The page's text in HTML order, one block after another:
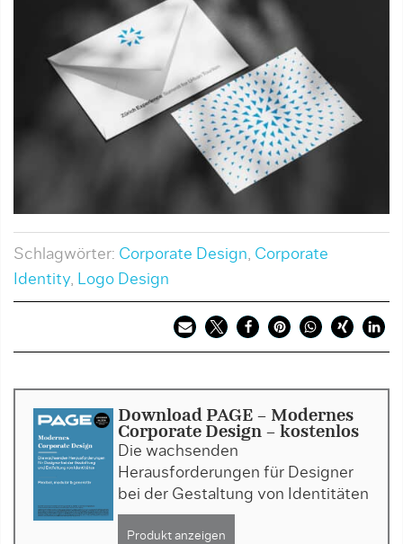
Schlagwörter: Corporate Design, Corporate
Identity, Logo Design
Download PAGE - Modernes
Corporate Design - kostenlos
Die wachsenden
Herausforderungen für Designer
bei der Gestaltung von Identitäten
Produkt anzeigen